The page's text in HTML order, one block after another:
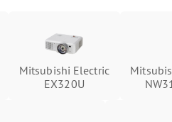
Mitsubishi Electric
EX320U